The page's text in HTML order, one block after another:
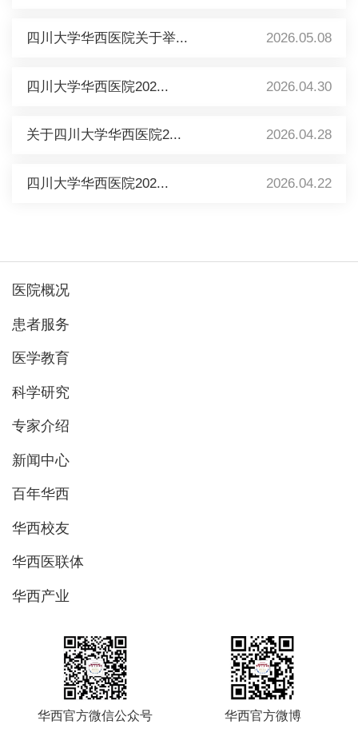
四川大学华西医院关于举... 2026.05.08
四川大学华西医院202... 2026.04.30
关于四川大学华西医院2... 2026.04.28
四川大学华西医院202... 2026.04.22
医院概况
患者服务
医学教育
科学研究
专家介绍
新闻中心
百年华西
华西校友
华西医联体
华西产业
华西官方微信公众号 华西官方微博